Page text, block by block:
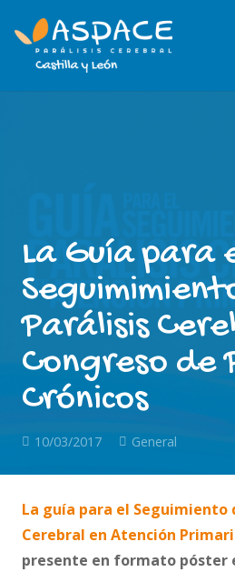
La Guía para
Parálisis
Congreso de
Crónicos
10/03/2017 General
La guía para el Seguimiento
Cerebral en Atención
presente en formato póster